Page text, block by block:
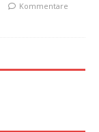
Kommentare